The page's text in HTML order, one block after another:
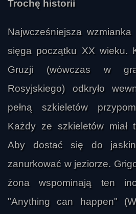
Trochę historii
Najwcześniejsza
sięga początku XX wieku.
Gruzji (wówczas w
Rosyjskiego) odkryło
pełną szkieletów
Każdy ze szkieletów miał
Aby dostać się do
zanurkować w jeziorze.
żona wspominają ten
"Anything can happen"